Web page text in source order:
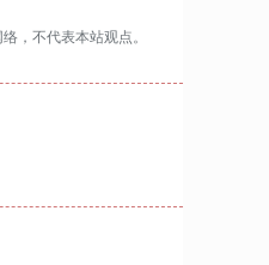
，不代表本站观点。